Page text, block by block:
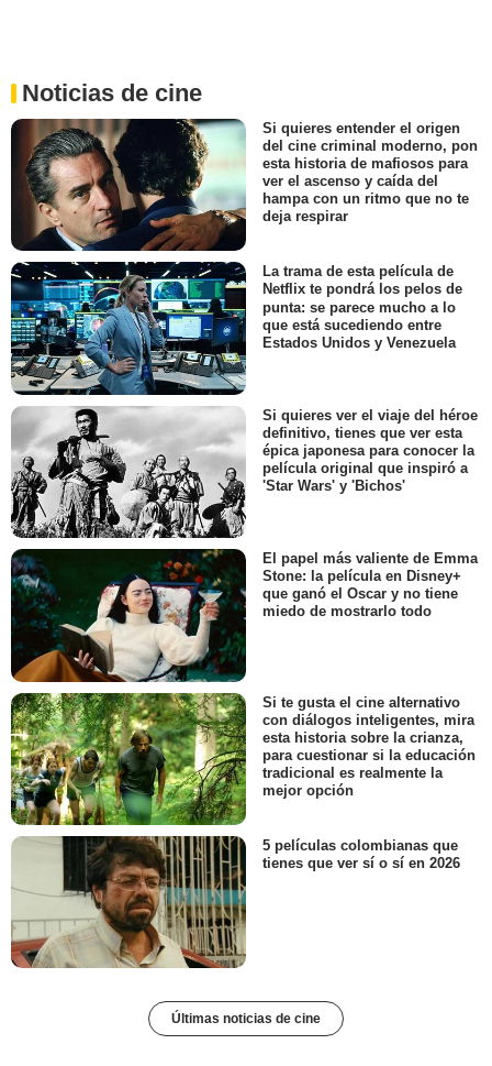
Noticias de cine
Si quieres entender el origen
del cine criminal moderno, pon
esta historia de mafiosos para
ver el ascenso y caída del
hampa con un ritmo que no te
deja respirar
La trama de esta película de
Netflix te pondrá los pelos de
punta: se parece mucho a lo
que está sucediendo entre
Estados Unidos y Venezuela
Si quieres ver el viaje del héroe
definitivo, tienes que ver esta
épica japonesa para conocer la
película original que inspiró a
'Star Wars' y 'Bichos'
El papel más valiente de Emma
Stone: la película en Disney+
que ganó el Oscar y no tiene
miedo de mostrarlo todo
Si te gusta el cine alternativo
con diálogos inteligentes, mira
esta historia sobre la crianza,
para cuestionar si la educación
tradicional es realmente la
mejor opción
5 películas colombianas que
tienes que ver sí o sí en 2026
Últimas noticias de cine